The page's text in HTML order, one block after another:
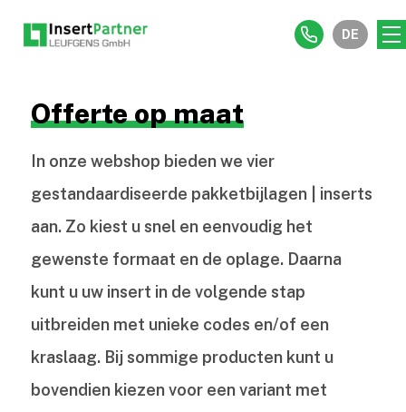
DE
Offerte op maat
In onze webshop bieden we vier
gestandaardiseerde pakketbijlagen | inserts
aan. Zo kiest u snel en eenvoudig het
gewenste formaat en de oplage. Daarna
kunt u uw insert in de volgende stap
uitbreiden met unieke codes en/of een
kraslaag. Bij sommige producten kunt u
bovendien kiezen voor een variant met